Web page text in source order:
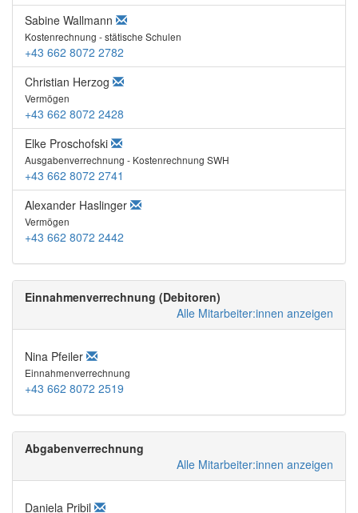
Sabine Wallmann
Kostenrechnung - stätische Schulen
+43 662 8072 2782
Christian Herzog
Vermögen
+43 662 8072 2428
Elke Proschofski
Ausgabenverrechnung - Kostenrechnung SWH
+43 662 8072 2741
Alexander Haslinger
Vermögen
+43 662 8072 2442
Einnahmenverrechnung (Debitoren)
Alle Mitarbeiter:innen anzeigen
Nina Pfeiler
Einnahmenverrechnung
+43 662 8072 2519
Abgabenverrechnung
Alle Mitarbeiter:innen anzeigen
Daniela Pribil